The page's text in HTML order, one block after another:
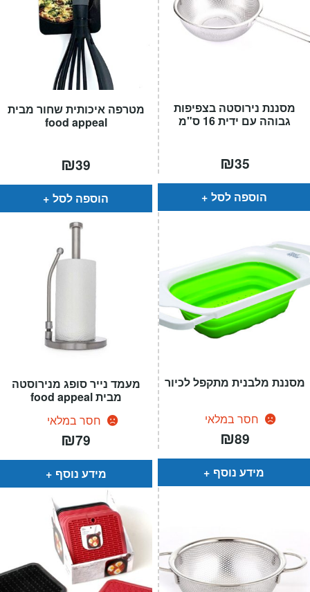
מטרפה איכותית שחור מבית
food appeal
₪39
הוספה לסל
מסננת נירוסטה בצפיפות
גבוהה עם ידית 16 ס"מ
₪35
הוספה לסל
מעמד נייר סופג מנירוסטה
מבית food appeal
חסר במלאי
₪79
מידע נוסף
מסננת מלבנית מתקפל לכיור
חסר במלאי
₪89
מידע נוסף